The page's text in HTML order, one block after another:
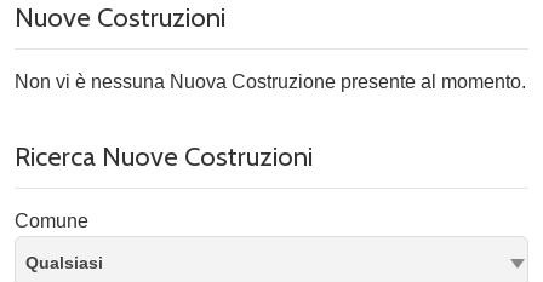
Nuove Costruzioni
Non vi è nessuna Nuova Costruzione presente al momento.
Ricerca Nuove Costruzioni
Comune
Qualsiasi